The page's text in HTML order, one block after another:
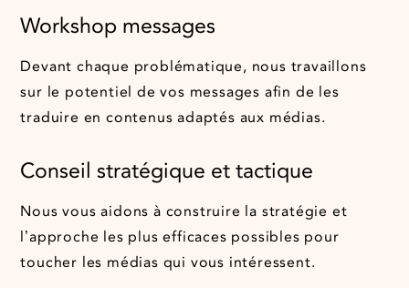
Workshop messages
Devant chaque problématique, nous travaillons
sur le potentiel de vos messages afin de les
traduire en contenus adaptés aux médias.
Conseil stratégique et tactique
Nous vous aidons à construire la stratégie et
l’approche les plus efficaces possibles pour
toucher les médias qui vous intéressent.